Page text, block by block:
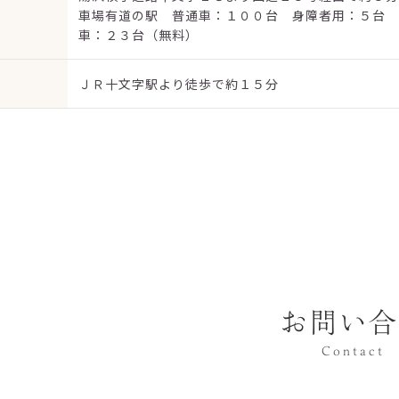
車場有道の駅 普通車：１００台 身障者用：５台
車：２３台（無料）
ＪＲ十文字駅より徒歩で約１５分
お問い
Contact